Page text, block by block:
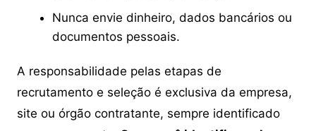
Nunca envie dinheiro, dados bancários ou
documentos pessoais.
A responsabilidade pelas etapas de
recrutamento e seleção é exclusiva da empresa,
site ou órgão contratante, sempre identificado